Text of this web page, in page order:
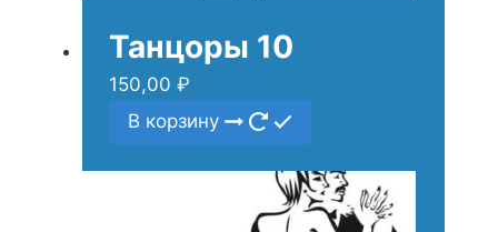
Танцоры 10
150,00 ₽
В корзину